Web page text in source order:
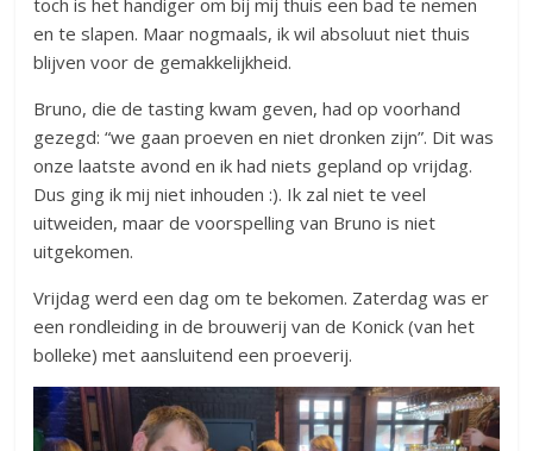
toch is het handiger om bij mij thuis een bad te nemen
en te slapen. Maar nogmaals, ik wil absoluut niet thuis
blijven voor de gemakkelijkheid.
Bruno, die de tasting kwam geven, had op voorhand
gezegd: “we gaan proeven en niet dronken zijn”. Dit was
onze laatste avond en ik had niets gepland op vrijdag.
Dus ging ik mij niet inhouden :). Ik zal niet te veel
uitweiden, maar de voorspelling van Bruno is niet
uitgekomen.
Vrijdag werd een dag om te bekomen. Zaterdag was er
een rondleiding in de brouwerij van de Konick (van het
bolleke) met aansluitend een proeverij.